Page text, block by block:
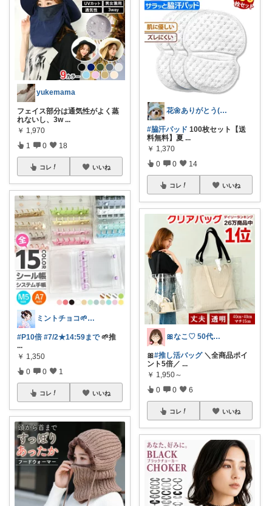
yukemama
フェイス部分は通気性がよく蒸
れないし、3w ...
￥ 1,970
1 0 18
コレ いいね
ミントチョコ🌱いつもありがとう
#P10倍 #7/2★14:59まで🌱推
...
￥ 1,350
0 0 1
コレ いいね
花🌼ありがとう(*･ω･)*_ _)ﾍ
#脇汗パッド 100枚セット【送
料無料】夏 ...
￥ 1,370
0 0 14
コレ いいね
🎀なこ♡︎ 50代主婦の"買って正解"
🎀#推し活バッグ＼全商品ポイ
ント5倍／ ...
￥ 1,950～
0 0 6
コレ いいね